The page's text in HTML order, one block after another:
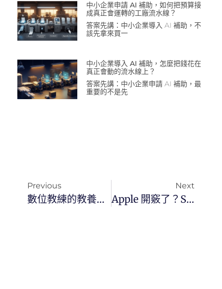
中小企業申請 AI 補助，如何把預算接
成真正會運轉的工廠流水線？
答案先講：中小企業導入 AI 補助，不
該先拿來買一
中小企業導入 AI 補助，怎麼把錢花在
真正會動的流水線上？
答案先講：中小企業申請 AI 補助，最
重要的不是先
Previous
數位教練的教養指南：孩子吵著要用 3C 怎麼辦？重點不是禁止，而是理解與引導
Next
Apple 開竅了？Siri 2.0 改用 Google Gemini，這些 IPhone 恐將「被放生」